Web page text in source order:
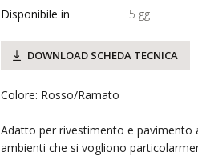
Disponibile in
5 gg
DOWNLOAD SCHEDA TECNICA
Colore: Rosso/Ramato
Adatto per rivestimento e pavimento
ambienti che si vogliono